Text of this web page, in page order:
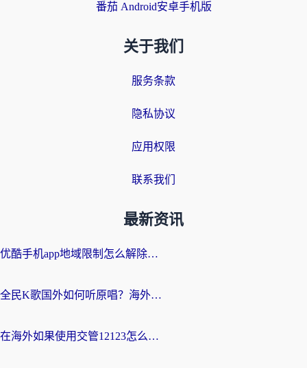
番茄 Android安卓手机版
关于我们
服务条款
隐私协议
应用权限
联系我们
最新资讯
优酷手机app地域限制怎么解除？海外党亲测有效的追剧方案
全民K歌国外如何听原唱？海外党亲测有效的回国加速器选择指南
在海外如果使用交管12123怎么处理？留学生亲测有效的回国加速方案